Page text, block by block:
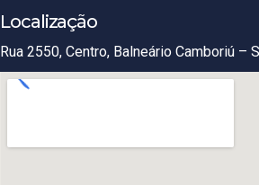
Localização
Rua 2550, Centro, Balneário Camboriú –